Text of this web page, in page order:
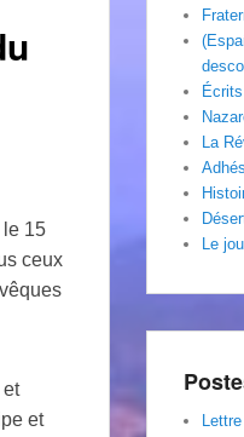
le 15
ceux
et
et
La
Le